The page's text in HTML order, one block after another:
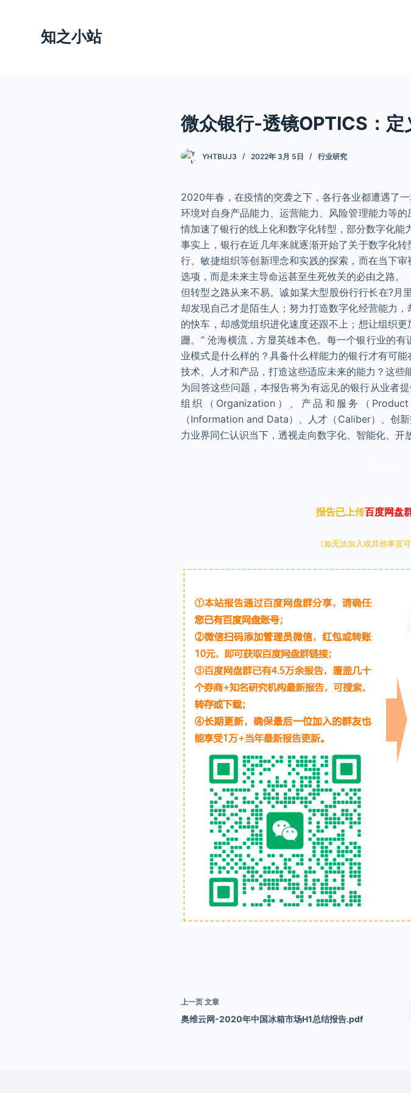
知之小站
微众银行-透镜OPTICS：
YHTBUJ3 2022年 3月 5日 行业研究
2020年春，在疫情的突袭之下，各行各业都遭遇了
环境对自身产品能力、运营能力、风险管理能力等
情加速了银行的线上化和数字化转型，部分数字化能
事实上，银行在近几年来就逐渐开始了关于数字化
行、敏捷组织等创新理念和实践的探索，而在当下
选项，而是未来主导命运甚至生死攸关的必由之路。
但转型之路从来不易。诚如某大型股份行行长在?月
却发现自己才是陌生人；努力打造数字化经营能力
的快车，却感觉组织进化速度还跟不上；想让组织
跚。” 沧海横流，方显英雄本色。每一个银行业的
业模式是什么样的？具备什么样能力的银行才有可
技术、人才和产品，打造这些适应未来的能力？这些
为回答这些问题，本报告将为有远见的银行从业者
组织（Organization）、产品和服务（
（Information and Data）、人才（Caliber）、创
力业界同仁认识当下，透视走向数字化、智能化、开
报告已上传百度网盘
（如无法加入或其他事宜
上一页 文章
奥维云网-2020年中国冰箱市场H1总结报告.pdf